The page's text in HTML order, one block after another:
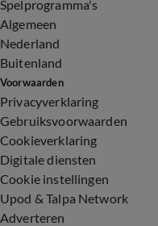
Spelprogramma's
Algemeen
Nederland
Buitenland
Voorwaarden
Privacyverklaring
Gebruiksvoorwaarden
Cookieverklaring
Digitale diensten
Cookie instellingen
Upod & Talpa Network
Adverteren